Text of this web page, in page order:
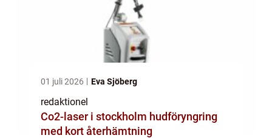
01 juli 2026 Eva Sjöberg
redaktionel
Co2-laser i stockholm hudföryngring
med kort återhämtning